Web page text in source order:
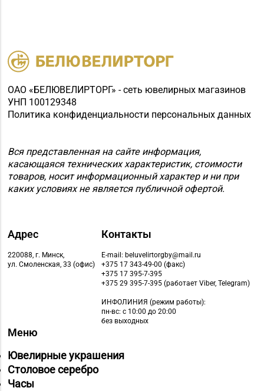
ОАО «БЕЛЮВЕЛИРТОРГ» - сеть ювелирных магазинов
УНП 100129348
Политика конфиденциальности персональных данных
Вся представленная на сайте информация,
касающаяся технических характеристик, стоимости
товаров, носит информационный характер и ни при
каких условиях не является публичной офертой.
Адрес
220088, г. Минск,
ул. Смоленская, 33 (офис)
Контакты
E-mail: beluvelirtorgby@mail.ru
+375 17 343-49-00 (факс)
+375 17 395-7-395
+375 29 395-7-395 (работает Viber, Telegram)
ИНФОЛИНИЯ (режим работы):
пн-вс: с 10:00 до 20:00
без выходных
Меню
Ювелирные украшения
Столовое серебро
Часы